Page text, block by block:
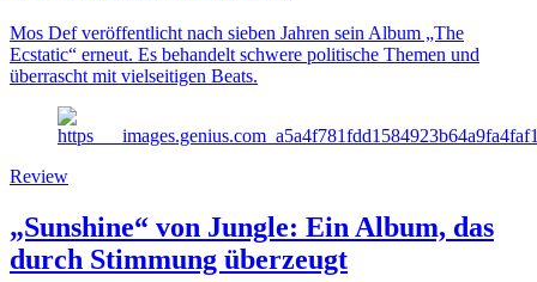
Mos Def veröffentlicht nach sieben Jahren sein Album „The
Ecstatic“ erneut. Es behandelt schwere politische Themen und
überrascht mit vielseitigen Beats.
Review
„Sunshine“ von Jungle: Ein Album, das
durch Stimmung überzeugt